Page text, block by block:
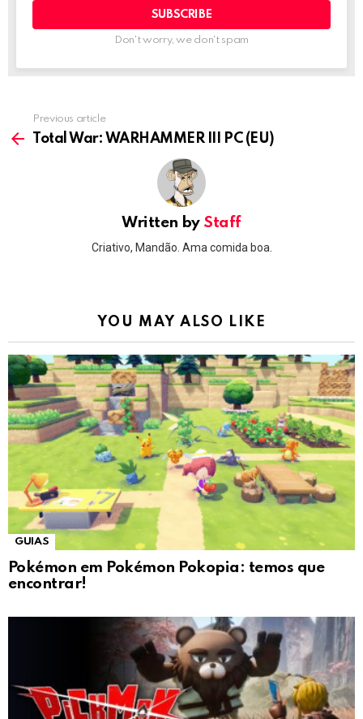
Don't worry, we don't spam
more
Previous article
Total War: WARHAMMER III PC (EU)
Written by Staff
Criativo, Mandão. Ama comida boa.
YOU MAY ALSO LIKE
GUIAS
Pokémon em Pokémon Pokopia: temos que
encontrar!